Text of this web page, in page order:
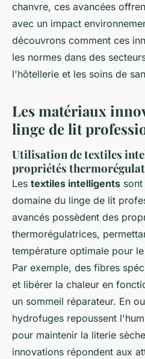
chanvre, ces avancées
avec un impact
découvrons comment ces
les normes dans des
l'hôtellerie et les soins de
Les matériaux
linge de lit
Utilisation de textiles
propriétés
Les textiles intelligents
domaine du linge de lit
avancés possèdent des
thermorégulatrices,
température optimale pour
Par exemple, des fibres
et libérer la chaleur en
un sommeil réparateur. En
hydrofuges repoussent
pour maintenir la literie
innovations répondent aux